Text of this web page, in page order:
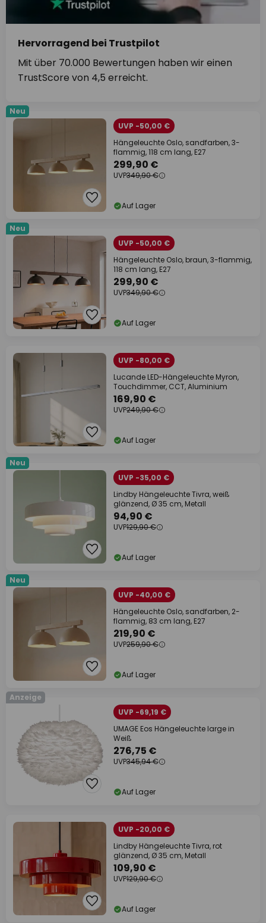
Hervorragend bei Trustpilot
Mit über 70.000 Bewertungen haben wir einen
TrustScore von 4,5 erreicht.
Neu
UVP -50,00 €
Hängeleuchte Oslo, sandfarben, 3-
flammig, 118 cm lang, E27
299,90 €
UVP349,90 €
Auf Lager
Neu
UVP -50,00 €
Hängeleuchte Oslo, braun, 3-flammig,
118 cm lang, E27
299,90 €
UVP349,90 €
Auf Lager
UVP -80,00 €
Lucande LED-Hängeleuchte Myron,
Touchdimmer, CCT, Aluminium
169,90 €
UVP249,90 €
Auf Lager
Neu
UVP -35,00 €
Lindby Hängeleuchte Tivra, weiß
glänzend, Ø 35 cm, Metall
94,90 €
UVP129,90 €
Auf Lager
Neu
UVP -40,00 €
Hängeleuchte Oslo, sandfarben, 2-
flammig, 83 cm lang, E27
219,90 €
UVP259,90 €
Auf Lager
Anzeige
UVP -69,19 €
UMAGE Eos Hängeleuchte large in
Weiß
276,75 €
UVP345,94 €
Auf Lager
UVP -20,00 €
Lindby Hängeleuchte Tivra, rot
glänzend, Ø 35 cm, Metall
109,90 €
UVP129,90 €
Auf Lager